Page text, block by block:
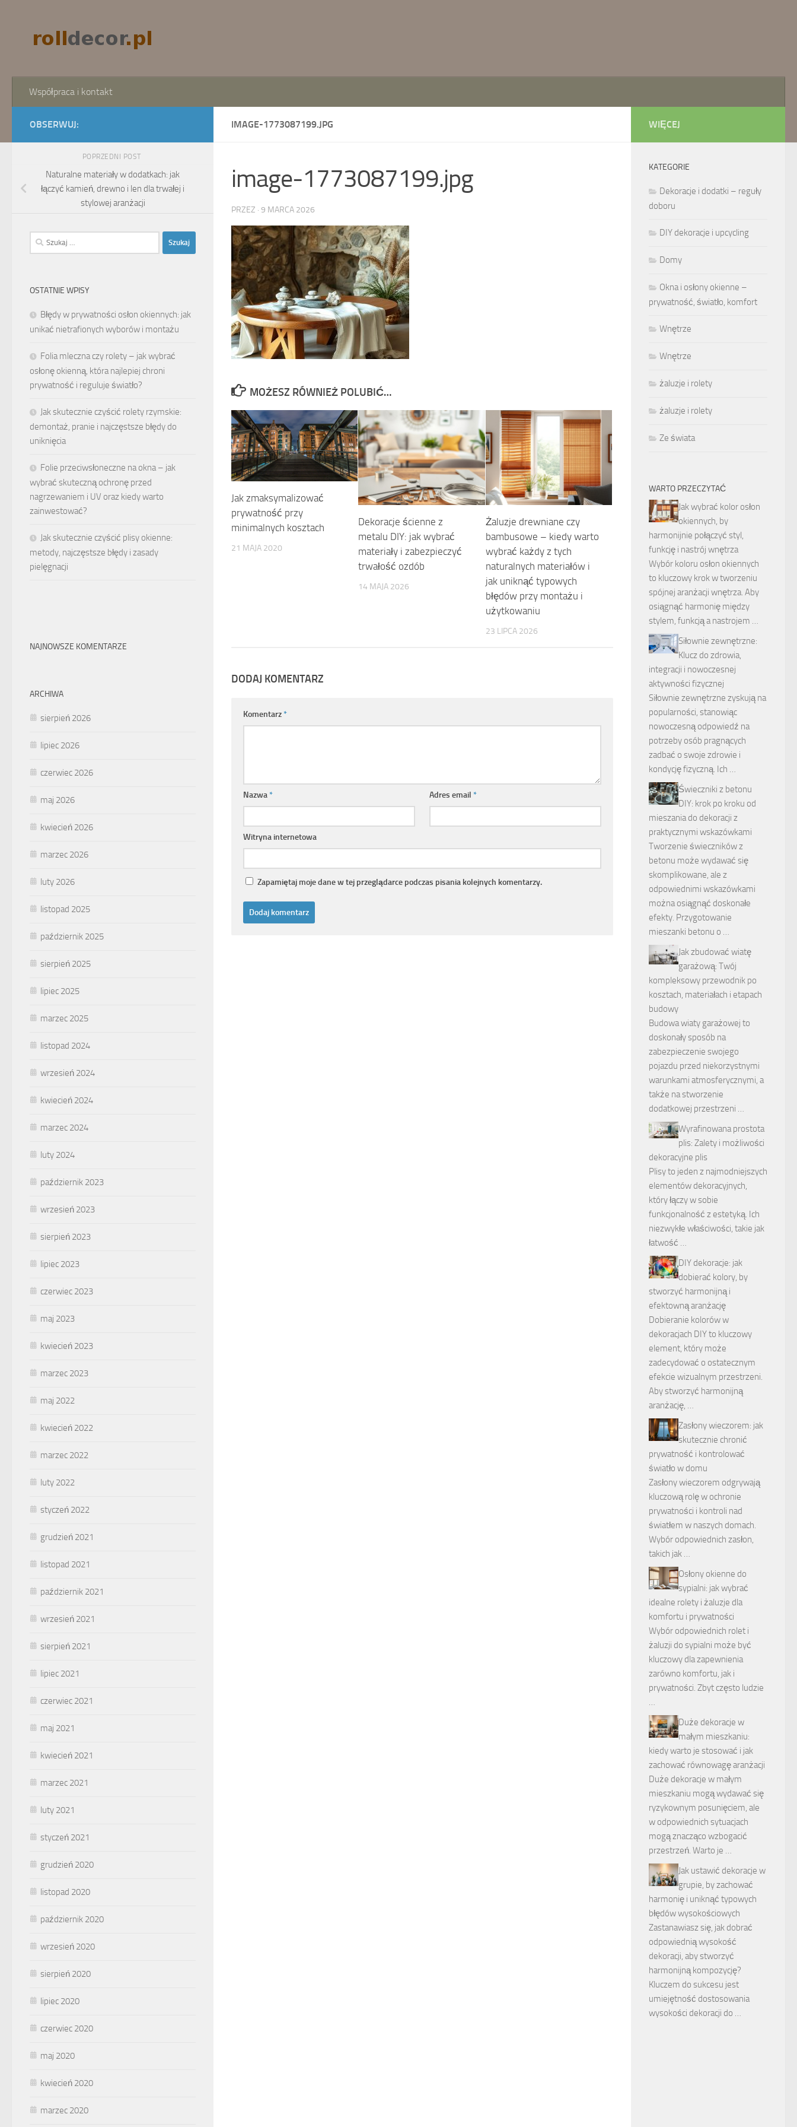
Współpraca i kontakt
IMAGE-1773087199.JPG
image-1773087199.jpg
PRZEZ · 9 MARCA 2026
MOŻESZ RÓWNIEŻ POLUBIĆ…
Jak zmaksymalizować
prywatność przy
minimalnych kosztach
21 MAJA 2020
Dekoracje ścienne z
metalu DIY: jak wybrać
materiały i zabezpieczyć
trwałość ozdób
14 MAJA 2026
Żaluzje drewniane czy
bambusowe – kiedy warto
wybrać każdy z tych
naturalnych materiałów i
jak uniknąć typowych
błędów przy montażu i
użytkowaniu
23 LIPCA 2026
DODAJ KOMENTARZ
Komentarz*
Nazwa* Adres email*
Witryna internetowa
Zapamiętaj moje dane w tej przeglądarce podczas pisania kolejnych komentarzy.
OBSERWUJ:
POPRZEDNI POST
Naturalne materiały w dodatkach: jak
łączyć kamień, drewno i len dla trwałej i
stylowej aranżacji
Szukaj:
OSTATNIE WPISY
Błędy w prywatności osłon okiennych: jak
unikać nietrafionych wyborów i montażu
Folia mleczna czy rolety – jak wybrać
osłonę okienną, która najlepiej chroni
prywatność i reguluje światło?
Jak skutecznie czyścić rolety rzymskie:
demontaż, pranie i najczęstsze błędy do
uniknięcia
Folie przeciwsłoneczne na okna – jak
wybrać skuteczną ochronę przed
nagrzewaniem i UV oraz kiedy warto
zainwestować?
Jak skutecznie czyścić plisy okienne:
metody, najczęstsze błędy i zasady
pielęgnacji
NAJNOWSZE KOMENTARZE
ARCHIWA
sierpień 2026
lipiec 2026
czerwiec 2026
maj 2026
kwiecień 2026
marzec 2026
luty 2026
listopad 2025
październik 2025
sierpień 2025
lipiec 2025
marzec 2025
listopad 2024
wrzesień 2024
kwiecień 2024
marzec 2024
luty 2024
październik 2023
wrzesień 2023
sierpień 2023
lipiec 2023
czerwiec 2023
maj 2023
kwiecień 2023
marzec 2023
maj 2022
kwiecień 2022
marzec 2022
luty 2022
styczeń 2022
grudzień 2021
listopad 2021
październik 2021
wrzesień 2021
sierpień 2021
lipiec 2021
czerwiec 2021
maj 2021
kwiecień 2021
marzec 2021
luty 2021
styczeń 2021
grudzień 2020
listopad 2020
październik 2020
wrzesień 2020
sierpień 2020
lipiec 2020
czerwiec 2020
maj 2020
kwiecień 2020
marzec 2020
WIĘCEJ
KATEGORIE
Dekoracje i dodatki – reguły
doboru
DIY dekoracje i upcycling
Domy
Okna i osłony okienne –
prywatność, światło, komfort
Wnętrze
Wnętrze
żaluzje i rolety
żaluzje i rolety
Ze świata
WARTO PRZECZYTAĆ
Jak wybrać kolor osłon
okiennych, by
harmonijnie połączyć styl,
funkcję i nastrój wnętrza
Wybór koloru osłon okiennych
to kluczowy krok w tworzeniu
spójnej aranżacji wnętrza. Aby
osiągnąć harmonię między
stylem, funkcją a nastrojem …
Siłownie zewnętrzne:
Klucz do zdrowia,
integracji i nowoczesnej
aktywności fizycznej
Siłownie zewnętrzne zyskują na
popularności, stanowiąc
nowoczesną odpowiedź na
potrzeby osób pragnących
zadbać o swoje zdrowie i
kondycję fizyczną. Ich …
Świeczniki z betonu
DIY: krok po kroku od
mieszania do dekoracji z
praktycznymi wskazówkami
Tworzenie świeczników z
betonu może wydawać się
skomplikowane, ale z
odpowiednimi wskazówkami
można osiągnąć doskonałe
efekty. Przygotowanie
mieszanki betonu o …
Jak zbudować wiatę
garażową: Twój
kompleksowy przewodnik po
kosztach, materiałach i etapach
budowy
Budowa wiaty garażowej to
doskonały sposób na
zabezpieczenie swojego
pojazdu przed niekorzystnymi
warunkami atmosferycznymi, a
także na stworzenie
dodatkowej przestrzeni …
Wyrafinowana prostota
plis: Zalety i możliwości
dekoracyjne plis
Plisy to jeden z najmodniejszych
elementów dekoracyjnych,
który łączy w sobie
funkcjonalność z estetyką. Ich
niezwykłe właściwości, takie jak
łatwość …
DIY dekoracje: jak
dobierać kolory, by
stworzyć harmonijną i
efektowną aranżację
Dobieranie kolorów w
dekoracjach DIY to kluczowy
element, który może
zadecydować o ostatecznym
efekcie wizualnym przestrzeni.
Aby stworzyć harmonijną
aranżację, …
Zasłony wieczorem: jak
skutecznie chronić
prywatność i kontrolować
światło w domu
Zasłony wieczorem odgrywają
kluczową rolę w ochronie
prywatności i kontroli nad
światłem w naszych domach.
Wybór odpowiednich zasłon,
takich jak …
Osłony okienne do
sypialni: jak wybrać
idealne rolety i żaluzje dla
komfortu i prywatności
Wybór odpowiednich rolet i
żaluzji do sypialni może być
kluczowy dla zapewnienia
zarówno komfortu, jak i
prywatności. Zbyt często ludzie
…
Duże dekoracje w
małym mieszkaniu:
kiedy warto je stosować i jak
zachować równowagę aranżacji
Duże dekoracje w małym
mieszkaniu mogą wydawać się
ryzykownym posunięciem, ale
w odpowiednich sytuacjach
mogą znacząco wzbogacić
przestrzeń. Warto je …
Jak ustawić dekoracje w
grupie, by zachować
harmonię i uniknąć typowych
błędów wysokościowych
Zastanawiasz się, jak dobrać
odpowiednią wysokość
dekoracji, aby stworzyć
harmonijną kompozycję?
Kluczem do sukcesu jest
umiejętność dostosowania
wysokości dekoracji do …